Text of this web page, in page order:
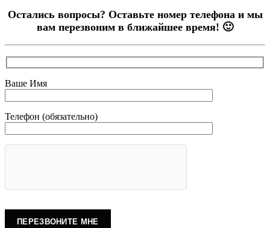
Остались вопросы? Оставьте номер телефона и мы
вам перезвоним в ближайшее время! 🙂
Ваше Имя
Телефон (обязательно)